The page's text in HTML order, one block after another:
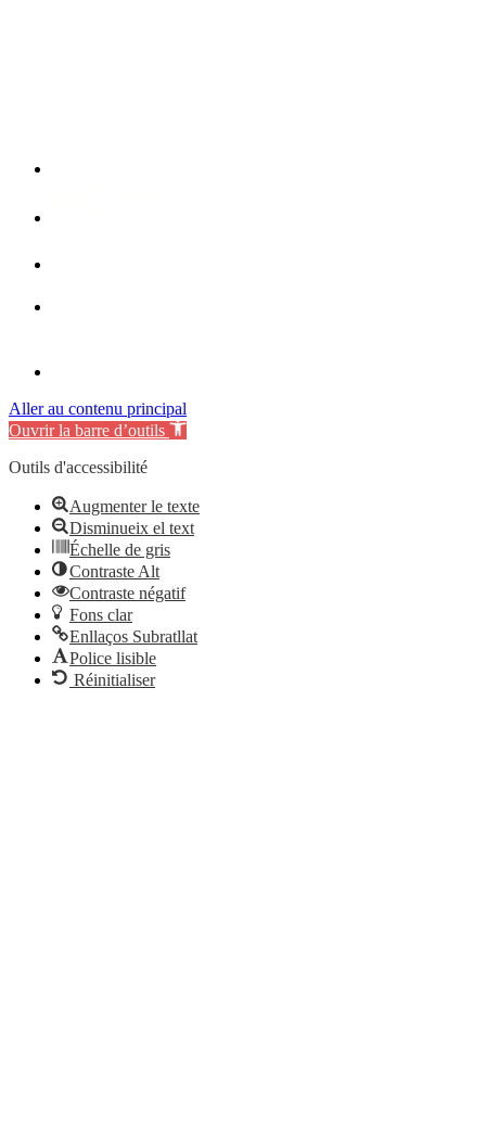
Aller au contenu principal
Ouvrir la barre d’outils
Outils d'accessibilité
Augmenter le texte
Disminueix el text
Échelle de gris
Contraste Alt
Contraste négatif
Fons clar
Enllaços Subratllat
Police lisible
Réinitialiser